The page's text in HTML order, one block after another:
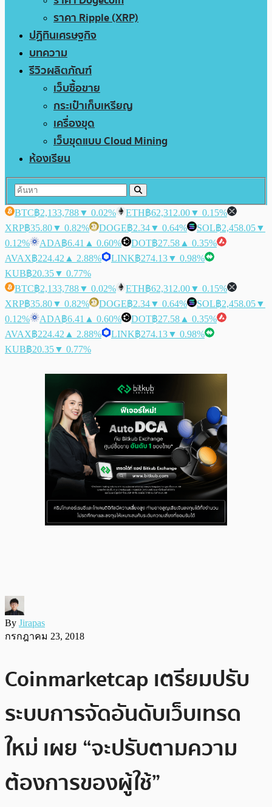
ราคา Ripple (XRP)
ปฏิทินเศรษฐกิจ
บทความ
รีวิวผลิตภัณฑ์
เว็บซื้อขาย
กระเป๋าเก็บเหรียญ
เครื่องขุด
เว็บขุดแบบ Cloud Mining
ห้องเรียน
BTC฿2,133,788▼ 0.02% ETH฿62,312.00▼ 0.15%
XRP฿35.80▼ 0.82% DOGE฿2.34▼ 0.64% SOL฿2,458.05▼
0.12%
ADA฿6.41 ▲ 0.60% DOT฿27.58 ▲ 0.35%
AVAX฿224.42 ▲ 2.88% LINK฿274.13▼ 0.98%
KUB฿20.35▼ 0.77%
BTC฿2,133,788▼ 0.02% ETH฿62,312.00▼ 0.15%
XRP฿35.80▼ 0.82% DOGE฿2.34▼ 0.64% SOL฿2,458.05▼
0.12%
ADA฿6.41 ▲ 0.60% DOT฿27.58 ▲ 0.35%
AVAX฿224.42 ▲ 2.88% LINK฿274.13▼ 0.98%
KUB฿20.35▼ 0.77%
By Jirapas
กรกฎาคม 23, 2018
Coinmarketcap เตรียมปรับ
ระบบการจัดอันดับเว็บเทรด
ใหม่ เผย “จะปรับตามความ
ต้องการของผู้ใช้”